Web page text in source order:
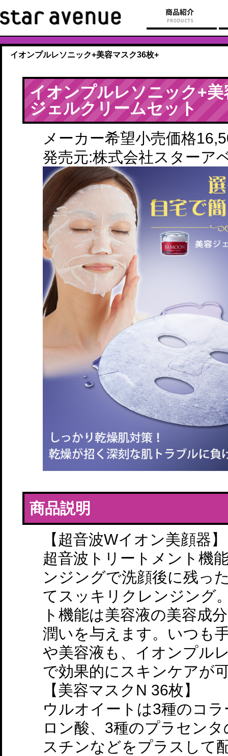
イオンプルレソニック+美容マスク36枚+
イオンプルレソニック+
ジェルクリームセット
メーカー希望小売価格
発売元:株式会社スターア
商品説明
【超音波Wイオン美顔器】
超音波トリートメント機
ンジングで洗顔後に残っ
てスッキリクレンジング
ト機能は美容液の美容成
潤いを与えます。いつも
や美容液も、イオンプル
で効果的にスキンケアが
【美容マスクN 36枚】
ウルオイートは3種のコ
ロン酸、3種のプラセン
スチンなどをプラスして